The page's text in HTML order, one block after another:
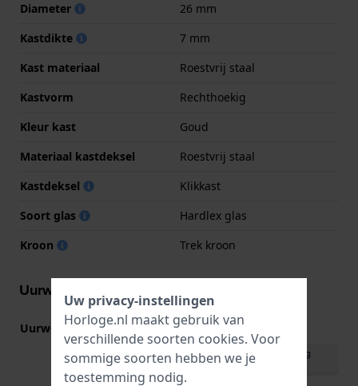
Diameter
26 mm
Kastdikte
7 mm
Kast materiaal
Roestvrij staal
Kastvorm
Rechthoekig
Kleur kast
Goud
Materiaal kastdeksel
Roestvrij staal
Kastdeksel
Klikkast
Soort glas
Hardlex glas
Kroon
Trek kroon
Uurwerk informatie
Uurwerk nr. 4N30
Download handleiding
(English)
Uw privacy-instellingen
Horloge.nl maakt gebruik van
verschillende soorten cookies. Voor
sommige soorten hebben we je
toestemming nodig.